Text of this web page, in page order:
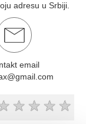
adresu u Srbiji.
email
★ ★ ★ ★